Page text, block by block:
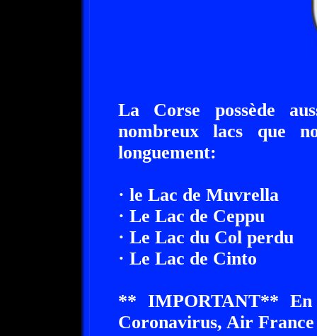
La Corse possède
nombreux lacs que
longuement:
· le Lac de Muvrella
· Le Lac de Ceppu
· Le Lac du Col perdu
· Le Lac de Cinto
** IMPORTANT** En
Coronavirus, Air France